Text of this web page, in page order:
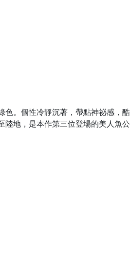
。個性冷靜沉著，帶點神祕感，酷
地，是本作第三位登場的美人魚